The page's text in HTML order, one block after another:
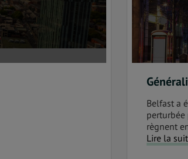
Belfast a
perturbée
règnent
Lire la